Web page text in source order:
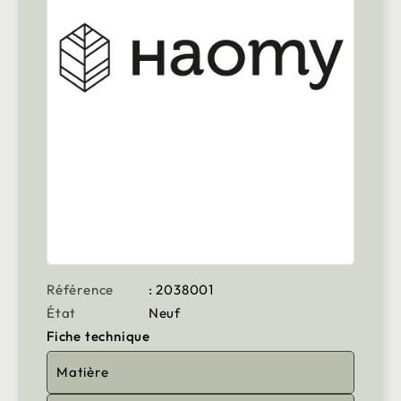
Référence
: 2038001
État
Neuf
Fiche technique
Matière